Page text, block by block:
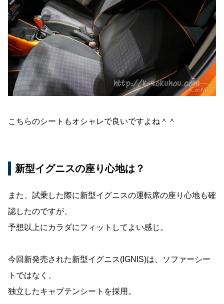
こちらのシートもオシャレで良いですよね＾＾
新型イグニスの座り心地は？
また、試乗した際に新型イグニスの運転席の座り心地も確
認したのですが、
予想以上にカラダにフィットしてよい感じ。
今回新発売された新型イグニス(IGNIS)は、ソファーシー
トではなく、
独立したキャプテンシートを採用。